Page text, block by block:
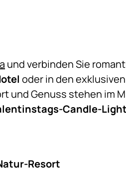
und verbinden Sie
oder in den exklusiven
und Genuss stehen im
Candle-
Resort